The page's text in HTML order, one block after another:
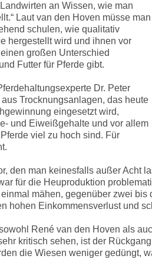
an Wissen, wie man
Laut van den Hoven müsse man
schulen, wie qualitativ
hergestellt wird und ihnen vor
großen Unterschied
Futter für Pferde gibt.
Dr. Peter
Trocknungsanlagen, das heute
eingesetzt wird,
und Eiweißgehalte und vor allem
viel zu hoch sind. Für
den man keinesfalls außer Acht
für die Heuproduktion
mähen, gegenüber zwei bis
hohen Einkommensverlust und
René van den Hoven als
kritisch sehen, ist der
die Wiesen weniger gedüngt,